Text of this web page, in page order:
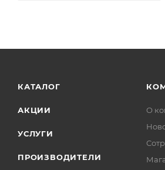
КАТАЛОГ
АКЦИИ
УСЛУГИ
ПРОИЗВОДИТЕЛИ
О